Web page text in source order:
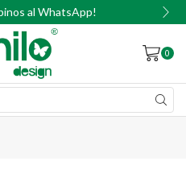
al WhatsApp!
0